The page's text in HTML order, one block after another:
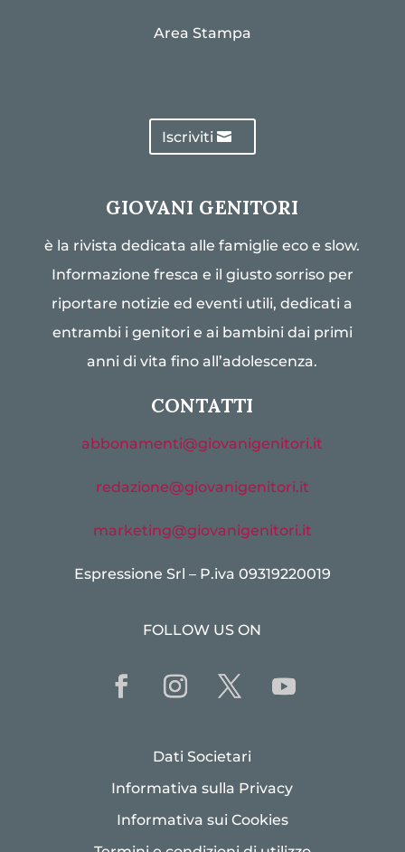
Area Stampa
Iscriviti
GIOVANI GENITORI
è la rivista dedicata alle famiglie eco e slow.
Informazione fresca e il giusto sorriso per
riportare notizie ed eventi utili, dedicati a
entrambi i genitori e ai bambini dai primi
anni di vita fino all’adolescenza.
CONTATTI
abbonamenti@giovanigenitori.it
redazione@giovanigenitori.it
marketing@giovanigenitori.it
Espressione Srl – P.iva 09319220019
FOLLOW US ON
Dati Societari
Informativa sulla Privacy
Informativa sui Cookies